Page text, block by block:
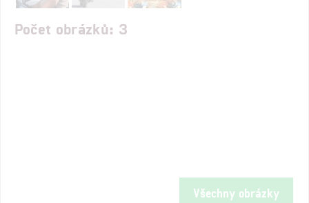
Počet obrázků: 3
Všechny obrázky